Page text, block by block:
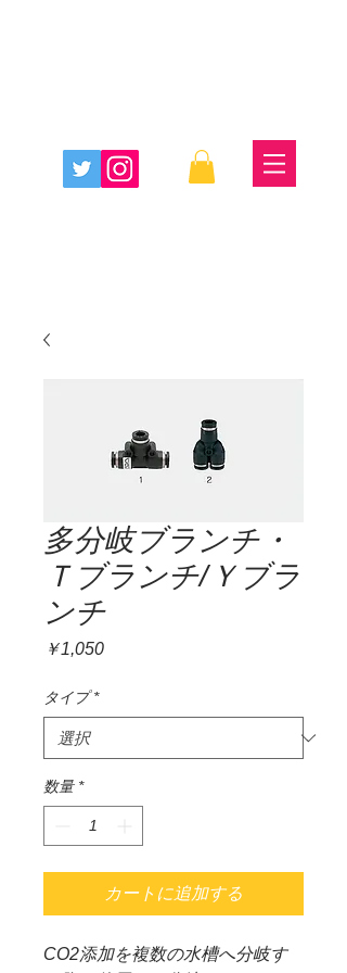
多分岐ブランチ・
Ｔブランチ/Ｙブラ
ンチ
￥1,050価
タイプ *
数量 *
カートに追加する
CO2添加を複数の水槽へ分岐す